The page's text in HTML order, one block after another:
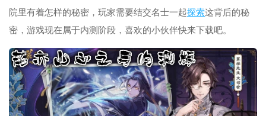
院里有着怎样的秘密，玩家需要结交名士一起探索这背后的秘
密，游戏现在属于内测阶段，喜欢的小伙伴快来下载吧。